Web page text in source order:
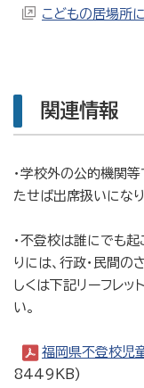
こどもの居場所に
関連情報
・学校外の公的機関
たせば出席扱いになり
・不登校は誰にでも
りには、行政・民間の
しくは下記リーフレッ
い。
福岡県不登校児
8449KB)